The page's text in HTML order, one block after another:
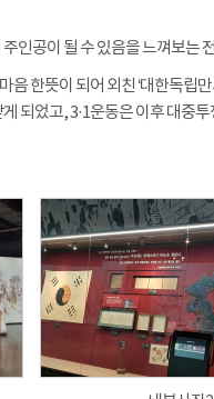
인공이 될 수 있음을 느껴보는
한뜻이 되어 외친 ‘대한독립만
되었고, 3·1운동은 이후 대중투